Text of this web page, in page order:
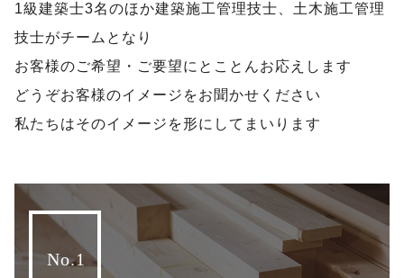
1級建築士3名のほか建築施工管理技士、土木施工管理
技士がチームとなり
お客様のご希望・ご要望にとことんお応えします
どうぞお客様のイメージをお聞かせください
私たちはそのイメージを形にしてまいります